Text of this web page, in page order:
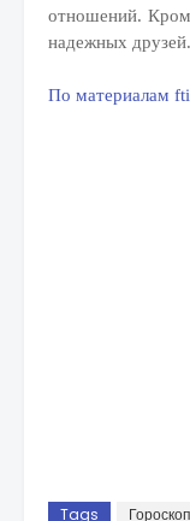
отношений.
надежных
По материалам
Tags Гороскоп